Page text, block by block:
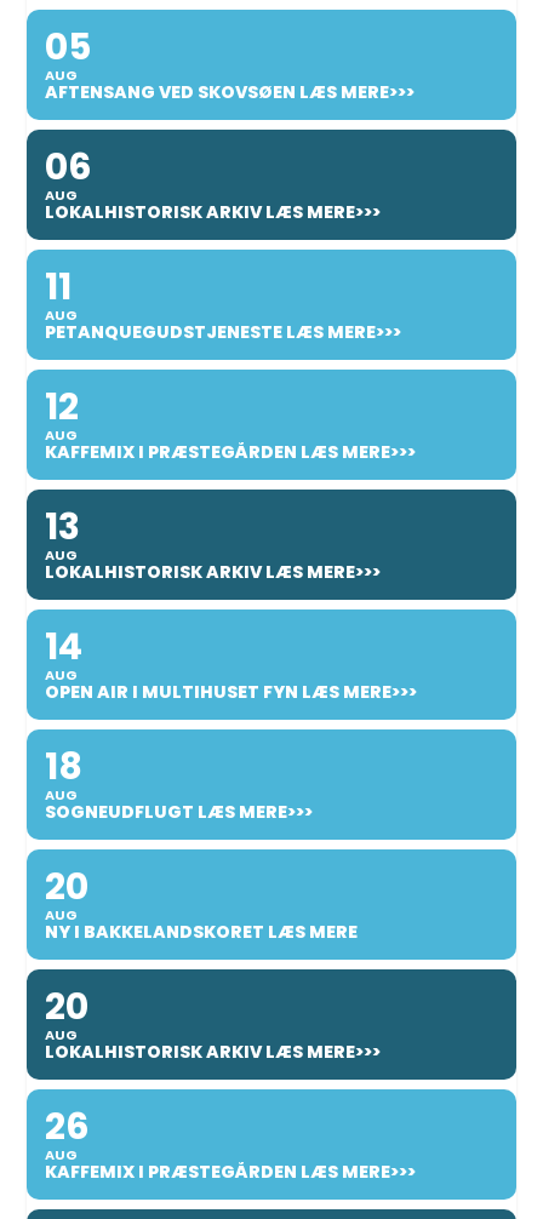
05
AUG
AFTENSANG VED SKOVSØEN LÆS MERE>>>
06
AUG
LOKALHISTORISK ARKIV LÆS MERE>>>
11
AUG
PETANQUEGUDSTJENESTE LÆS MERE>>>
12
AUG
KAFFEMIX I PRÆSTEGÅRDEN LÆS MERE>>>
13
AUG
LOKALHISTORISK ARKIV LÆS MERE>>>
14
AUG
OPEN AIR I MULTIHUSET FYN LÆS MERE>>>
18
AUG
SOGNEUDFLUGT LÆS MERE>>>
20
AUG
NY I BAKKELANDSKORET LÆS MERE
20
AUG
LOKALHISTORISK ARKIV LÆS MERE>>>
26
AUG
KAFFEMIX I PRÆSTEGÅRDEN LÆS MERE>>>